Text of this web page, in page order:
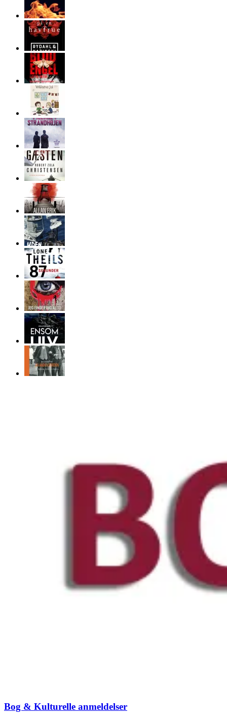
Bog & Kulturelle anmeldelser